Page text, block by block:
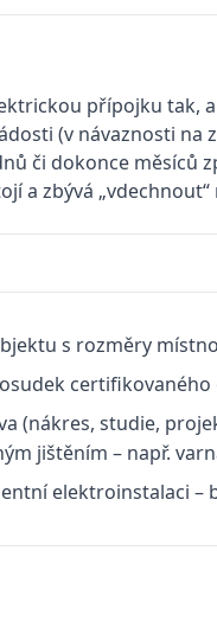
přípojku
(v návaznosti
či dokonce měsíců
a zbývá
s rozměry
(nákres, studie,
jištěním – např.
elektroinstalaci